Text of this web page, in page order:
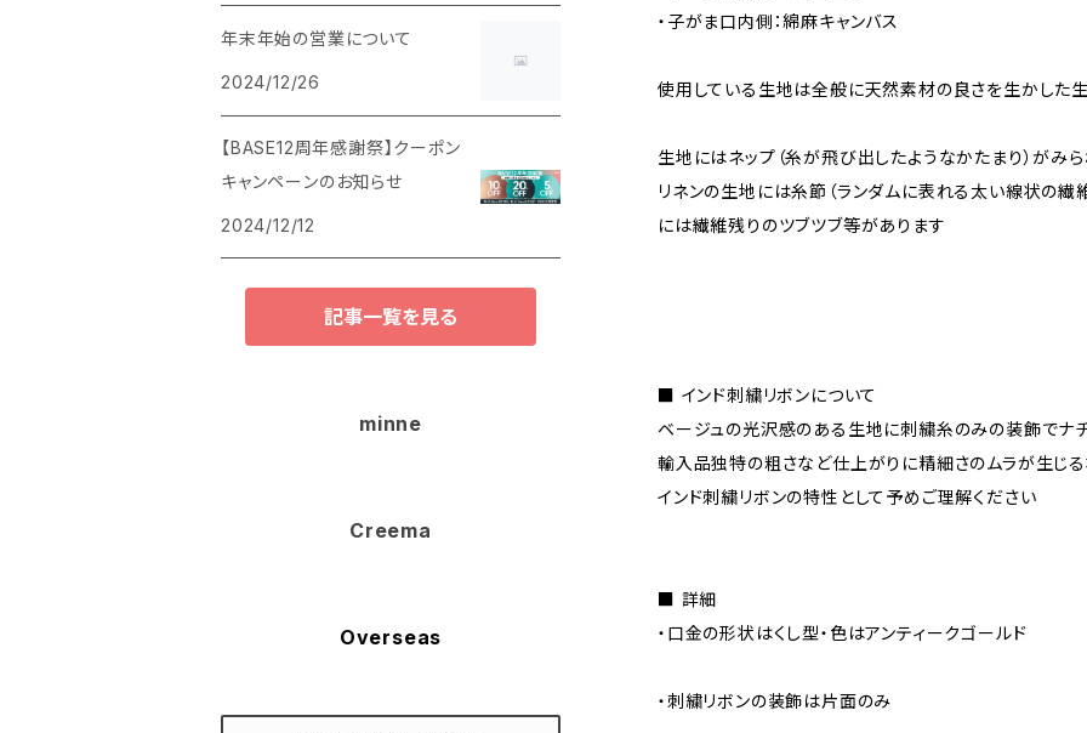
・子がま口内側：綿麻キャンバス
使用している生地は全般に天然素材の良さを生かした
生地にはネップ（糸が飛び出したようなかたまり）がみ
リネンの生地には糸節（ランダムに表れる太い線状の繊
には繊維残りのツブツブ等があります
■ インド刺繍リボンについて
ベージュの光沢感のある生地に刺繍糸のみの装飾でナ
輸入品独特の粗さなど仕上がりに精細さのムラが生じ
インド刺繍リボンの特性として予めご理解ください
■ 詳細
・口金の形状はくし型・色はアンティークゴールド
・刺繍リボンの装飾は片面のみ
年末年始の営業について
2024/12/26
【BASE12周年感謝祭】クーポン
キャンペーンのお知らせ
2024/12/12
記事一覧を見る
minne
Creema
Overseas